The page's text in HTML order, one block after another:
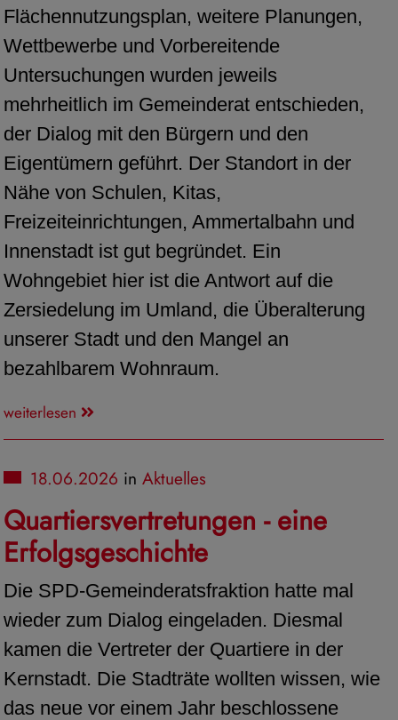
Flächennutzungsplan, weitere Planungen,
Wettbewerbe und Vorbereitende
Untersuchungen wurden jeweils
mehrheitlich im Gemeinderat entschieden,
der Dialog mit den Bürgern und den
Eigentümern geführt. Der Standort in der
Nähe von Schulen, Kitas,
Freizeiteinrichtungen, Ammertalbahn und
Innenstadt ist gut begründet. Ein
Wohngebiet hier ist die Antwort auf die
Zersiedelung im Umland, die Überalterung
unserer Stadt und den Mangel an
bezahlbarem Wohnraum.
weiterlesen
18.06.2026 in Aktuelles
Quartiersvertretungen - eine
Erfolgsgeschichte
Die SPD-Gemeinderatsfraktion hatte mal
wieder zum Dialog eingeladen. Diesmal
kamen die Vertreter der Quartiere in der
Kernstadt. Die Stadträte wollten wissen, wie
das neue vor einem Jahr beschlossene